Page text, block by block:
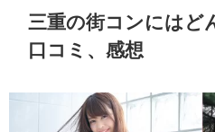
三重の街コンにはど
口コミ、感想